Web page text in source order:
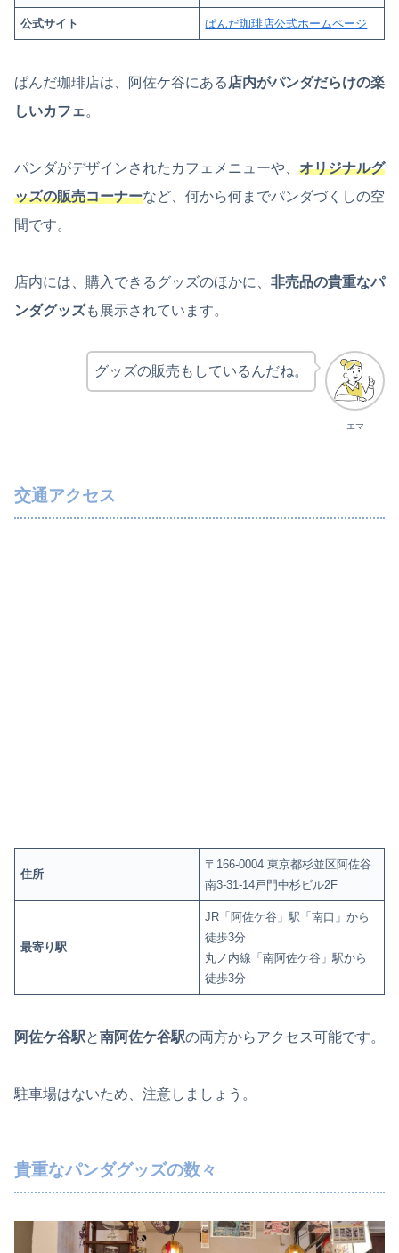
公式サイト ぱんだ珈琲店公式ホームページ
ぱんだ珈琲店は、阿佐ケ谷にある 店内がパンダだらけの楽
しいカフェ。
パンダがデザインされたカフェメニューや、 オリジナルグ
ッズの販売コーナーなど、何から何までパンダづくしの空
間です。
店内には、購入できるグッズのほかに、 非売品の貴重なパ
ンダグッズも展示されています。
エマ
グッズの販売もしているんだね。
交通アクセス
住所
〒166-0004 東京都杉並区阿佐谷
南3-31-14戸門中杉ビル2F
最寄り駅
JR「阿佐ケ谷」駅「南口」から
徒歩3分
丸ノ内線「南阿佐ケ谷」駅から
徒歩3分
阿佐ケ谷駅と南阿佐ケ谷駅の両方からアクセス可能です。
駐車場はないため、注意しましょう。
貴重なパンダグッズの数々